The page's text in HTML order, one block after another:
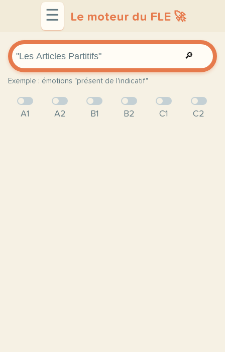
☰ Le moteur du FLE 🚀
🔎
Exemple : émotions "présent de l'indicatif"
A1 A2 B1 B2 C1 C2